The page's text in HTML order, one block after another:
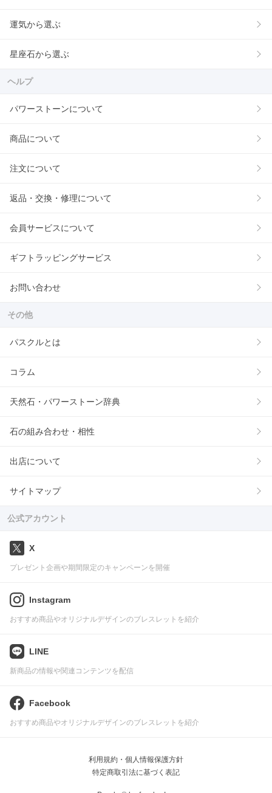
運気から選ぶ
星座石から選ぶ
ヘルプ
パワーストーンについて
商品について
注文について
返品・交換・修理について
会員サービスについて
ギフトラッピングサービス
お問い合わせ
その他
パスクルとは
コラム
天然石・パワーストーン辞典
石の組み合わせ・相性
出店について
サイトマップ
公式アカウント
X
プレゼント企画や期間限定のキャンペーンを開催
Instagram
おすすめ商品やオリジナルデザインのブレスレットを紹介
LINE
新商品の情報や関連コンテンツを配信
Facebook
おすすめ商品やオリジナルデザインのブレスレットを紹介
利用規約・個人情報保護方針
特定商取引法に基づく表記